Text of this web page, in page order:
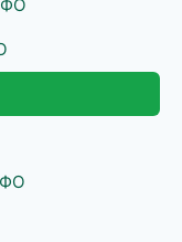
ФО
ФО